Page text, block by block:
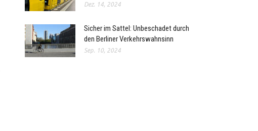
Dez. 14, 2024
Sicher im Sattel: Unbeschadet durch
den Berliner Verkehrswahnsinn
Sep. 10, 2024